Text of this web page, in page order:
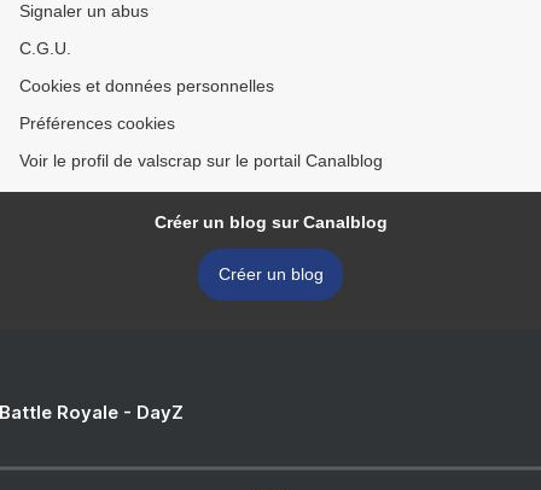
Signaler un abus
C.G.U.
Cookies et données personnelles
Préférences cookies
Voir le profil de valscrap sur le portail Canalblog
Créer un blog sur Canalblog
Créer un blog
Royale - DayZ